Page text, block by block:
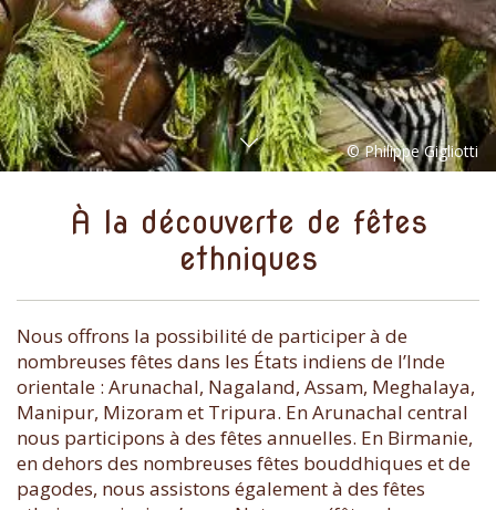
À la découverte de fêtes
ethniques
Nous offrons la possibilité de participer à de
nombreuses fêtes dans les États indiens de l’Inde
orientale : Arunachal, Nagaland, Assam, Meghalaya,
Manipur, Mizoram et Tripura. En Arunachal central
nous participons à des fêtes annuelles. En Birmanie,
en dehors des nombreuses fêtes bouddhiques et de
pagodes, nous assistons également à des fêtes